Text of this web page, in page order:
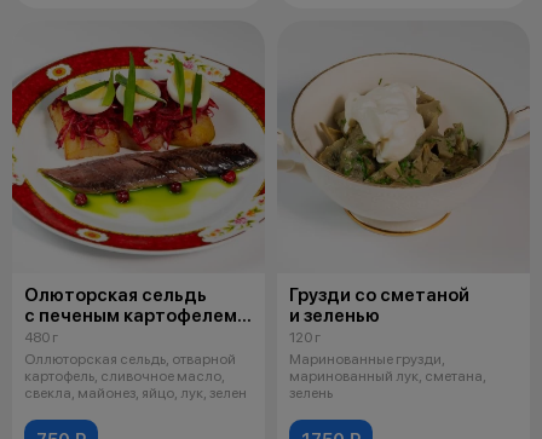
Олюторская сельдь
с печеным картофелем
и салатом из свеклы
480 г
Оллюторская сельдь, отварной
картофель, сливочное масло,
свекла, майонез, яйцо, лук, зелен
Грузди со сметаной
и зеленью
120 г
Маринованные грузди,
маринованный лук, сметана,
зелень